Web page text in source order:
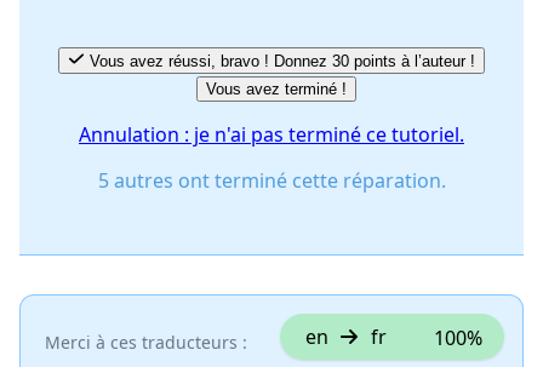
Vous avez réussi, bravo ! Donnez 30 points à l’auteur !
Vous avez terminé !
Annulation : je n'ai pas terminé ce tutoriel.
5 autres ont terminé cette réparation.
Merci à ces traducteurs : en fr 100%